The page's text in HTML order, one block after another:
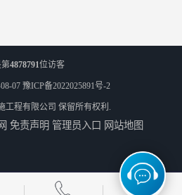
4878791位访客
07 豫ICP备2022025891号-2
工程有限公司 保留所有权利.
免责声明 管理员入口 网站地图